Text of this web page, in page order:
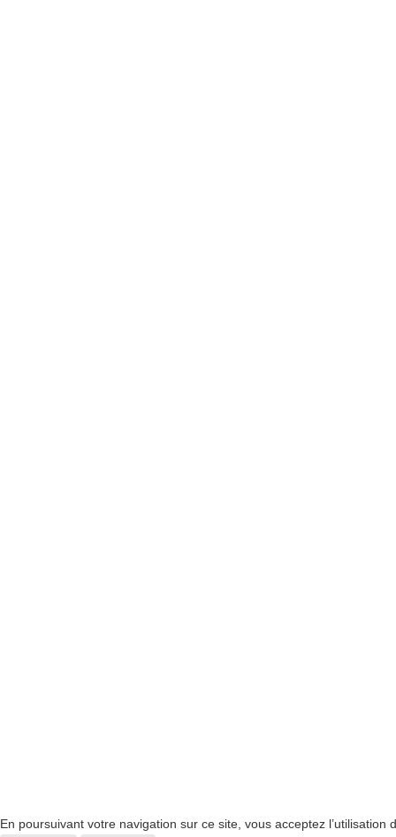
En poursuivant votre navigation sur ce site, vous acceptez